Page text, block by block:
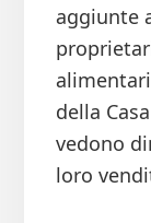
aggiunte
della
vedono
loro